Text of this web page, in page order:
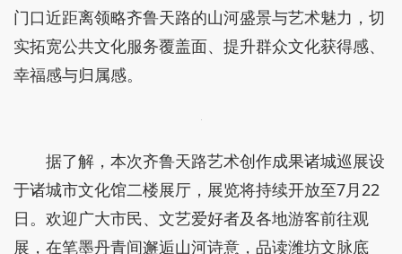
门口近距离领略齐鲁天路的山河盛景与艺术魅力，切
实拓宽公共文化服务覆盖面、提升群众文化获得感、
幸福感与归属感。
据了解，本次齐鲁天路艺术创作成果诸城巡展设
于诸城市文化馆二楼展厅，展览将持续开放至7月22
日。欢迎广大市民、文艺爱好者及各地游客前往观
展，在笔墨丹青间邂逅山河诗意，品读潍坊文脉底